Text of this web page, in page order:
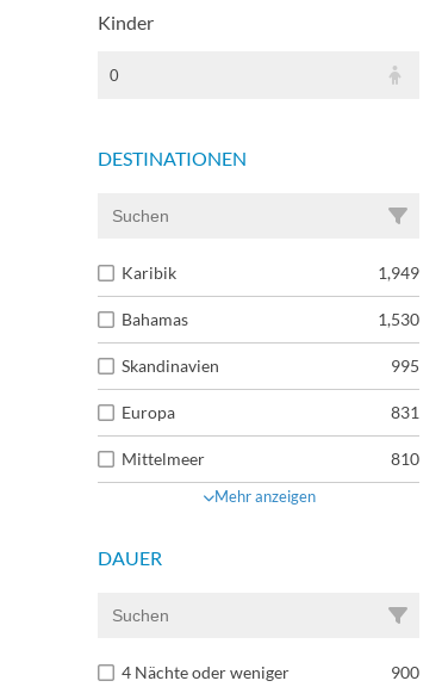
Kinder
0
DESTINATIONEN
Karibik 1,949
Bahamas 1,530
Skandinavien 995
Europa 831
Mittelmeer 810
Mehr anzeigen
DAUER
4 Nächte oder weniger 900